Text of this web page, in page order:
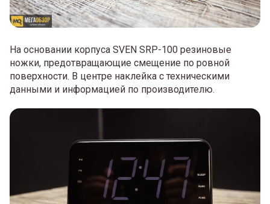
На основании корпуса SVEN SRP-100 резиновые
ножки, предотвращающие смещение по ровной
поверхности. В центре наклейка с техническими
данными и информацией по производителю.